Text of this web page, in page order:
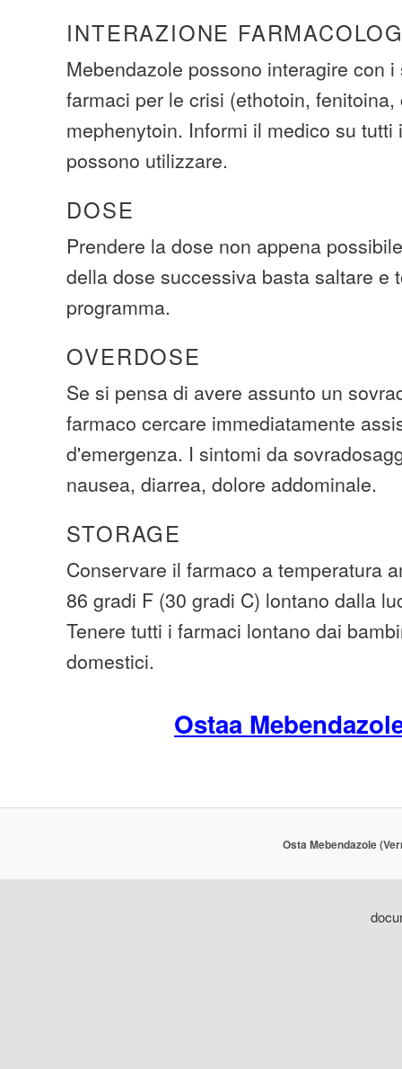
INTERAZIONE
Mebendazole possono interagire con
farmaci per le crisi (ethotoin,
mephenytoin. Informi il medico su tutti
possono utilizzare.
DOSE
Prendere la dose non appena
della dose successiva basta saltare e
programma.
OVERDOSE
Se si pensa di avere assunto un
farmaco cercare immediatamente
d'emergenza. I sintomi da
nausea, diarrea, dolore addominale.
STORAGE
Conservare il farmaco a temperatura
86 gradi F (30 gradi C) lontano dalla
Tenere tutti i farmaci lontano dai
domestici.
Ostaa
Osta Mebendazole